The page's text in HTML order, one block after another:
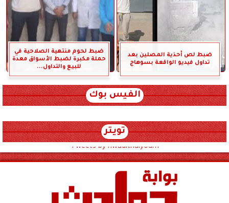
ضبط لص أحذية المصلين بعد
تداول فيديو الواقعة بسوهاج
ضبط لحوم منتهية الصلاحية في
حملة مكبرة لضبط الأسواق معدة
للبيع والتداول...
الفيس بوك
تويتر
Tweets by hwadithalyoum